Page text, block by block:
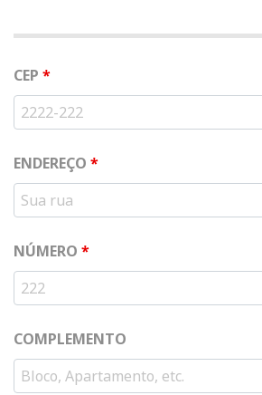
CEP *
ENDEREÇO *
NÚMERO *
COMPLEMENTO